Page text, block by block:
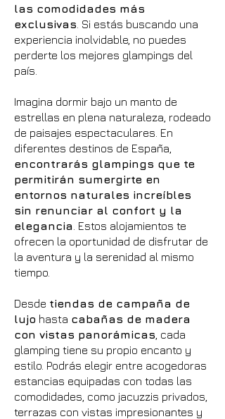
las comodidades más
exclusivas . Si estás buscando una
experiencia inolvidable, no puedes
perderte los mejores glampings del
país.
Imagina dormir bajo un manto de
estrellas en plena naturaleza, rodeado
de paisajes espectaculares. En
diferentes destinos de España,
encontrarás glampings que te
permitirán sumergirte en
entornos naturales increíbles
sin renunciar al confort y la
elegancia . Estos alojamientos te
ofrecen la oportunidad de disfrutar de
la aventura y la serenidad al mismo
tiempo.
Desde tiendas de campaña de
lujo hasta cabañas de madera
con vistas panorámicas , cada
glamping tiene su propio encanto y
estilo. Podrás elegir entre acogedoras
estancias equipadas con todas las
comodidades, como jacuzzis privados,
terrazas con vistas impresionantes y